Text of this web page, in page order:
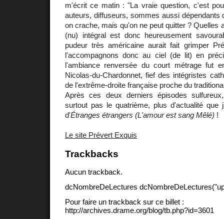
m'écrit ce matin : "La vraie question, c'est
auteurs, diffuseurs, sommes aussi dépendants
on crache, mais qu'on ne peut quitter ? Quelles
(nu) intégral est donc heureusement
pudeur très américaine aurait fait grimper
l'accompagnons donc au ciel (de lit) en
l'ambiance renversée du court métrage fut
Nicolas-du-Chardonnet, fief des intégristes
de l'extrême-droite française proche du
Après ces deux derniers épisodes
surtout pas le quatrième, plus d'actualité que
d'Étranges étrangers (L'amour est sang Mêlé) !
Le site Prévert Exquis
Trackbacks
Aucun trackback.
dcNombreDeLectures
Pour faire un trackback sur ce billet :
http://archives.drame.org/blog/tb.php?id=3601